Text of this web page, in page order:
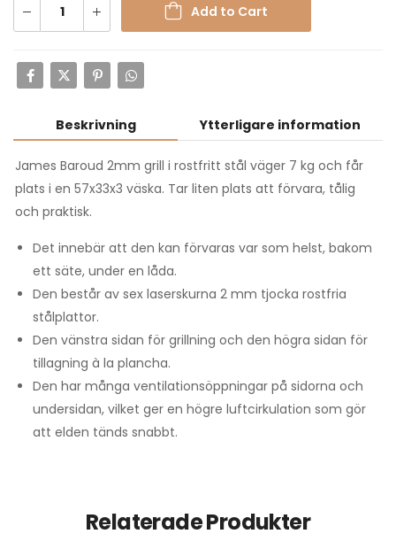
Add to Cart
Beskrivning Ytterligare information
James Baroud 2mm grill i rostfritt stål väger 7 kg och får
plats i en 57x33x3 väska. Tar liten plats att förvara, tålig
och praktisk.
Det innebär att den kan förvaras var som helst, bakom
ett säte, under en låda.
Den består av sex laserskurna 2 mm tjocka rostfria
stålplattor.
Den vänstra sidan för grillning och den högra sidan för
tillagning à la plancha.
Den har många ventilationsöppningar på sidorna och
undersidan, vilket ger en högre luftcirkulation som gör
att elden tänds snabbt.
Relaterade Produkter